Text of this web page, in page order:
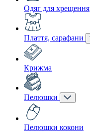
Одяг для хрещення
Плаття, сарафани
Крижма
Пелюшки
Пелюшки кокони